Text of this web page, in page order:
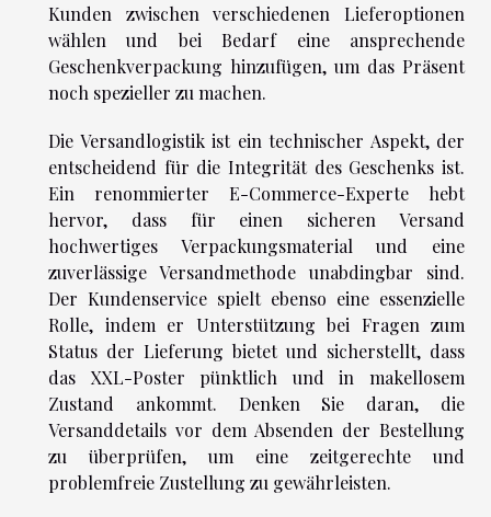
Kunden zwischen verschiedenen Lieferoptionen
wählen und bei Bedarf eine ansprechende
Geschenkverpackung hinzufügen, um das Präsent
noch spezieller zu machen.
Die Versandlogistik ist ein technischer Aspekt, der
entscheidend für die Integrität des Geschenks ist.
Ein renommierter E-Commerce-Experte hebt
hervor, dass für einen sicheren Versand
hochwertiges Verpackungsmaterial und eine
zuverlässige Versandmethode unabdingbar sind.
Der Kundenservice spielt ebenso eine essenzielle
Rolle, indem er Unterstützung bei Fragen zum
Status der Lieferung bietet und sicherstellt, dass
das XXL-Poster pünktlich und in makellosem
Zustand ankommt. Denken Sie daran, die
Versanddetails vor dem Absenden der Bestellung
zu überprüfen, um eine zeitgerechte und
problemfreie Zustellung zu gewährleisten.